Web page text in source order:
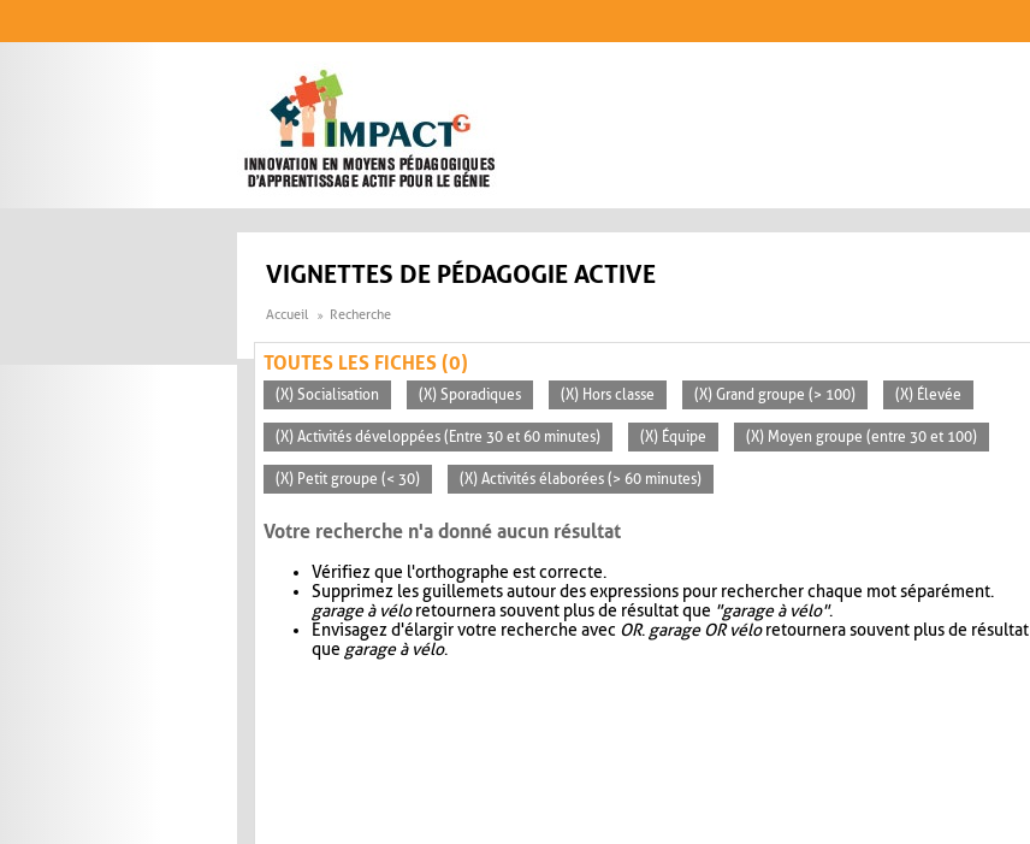
VIGNETTES DE PÉDAGOGIE ACTIVE
Accueil Recherche
TOUTES LES FICHES (0)
(X) Socialisation (X) Sporadiques (X) Hors classe (X) Grand groupe (> 100) (X) Élevée
(X) Activités développées (Entre 30 et 60 minutes) (X) Équipe (X) Moyen groupe (entre 30 et 100)
(X) Petit groupe (< 30) (X) Activités élaborées (> 60 minutes)
Votre recherche n'a donné aucun résultat
Vérifiez que l'orthographe est correcte.
Supprimez les guillemets autour des expressions pour rechercher chaque mot séparément.
garage à véloretournera souvent plus de résultat que "garage à vélo".
Envisagez d'élargir votre recherche avec OR. garage OR véloretournera souvent plus de résultat
que garage à vélo.